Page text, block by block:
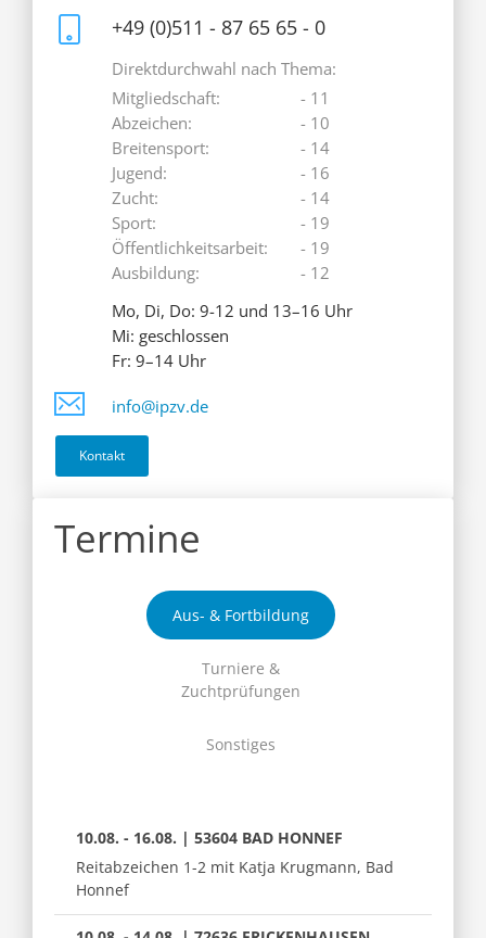
+49 (0)511 - 87 65 65 - 0
Direktdurchwahl nach Thema:
Mitgliedschaft:
Abzeichen:
Breitensport:
Jugend:
Zucht:
Sport:
Öffentlichkeitsarbeit:
Ausbildung:
- 11
- 10
- 14
- 16
- 14
- 19
- 19
- 12
Mo, Di, Do: 9-12 und 13–16 Uhr
Mi: geschlossen
Fr: 9–14 Uhr
info@ipzv.de
Kontakt
Termine
Aus- & Fortbildung
Turniere &
Zuchtprüfungen
Sonstiges
10.08. - 16.08. | 53604 BAD HONNEF
Reitabzeichen 1-2 mit Katja Krugmann, Bad
Honnef